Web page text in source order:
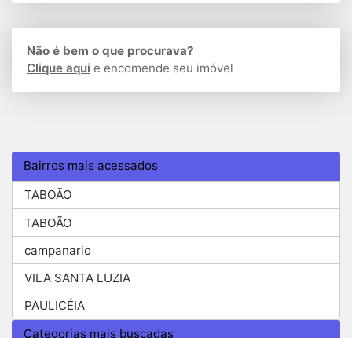
Não é bem o que procurava?
Clique aqui e encomende seu imóvel
Bairros mais acessados
TABOÃO
TABOÃO
campanario
VILA SANTA LUZIA
PAULICÉIA
Categorias mais buscadas